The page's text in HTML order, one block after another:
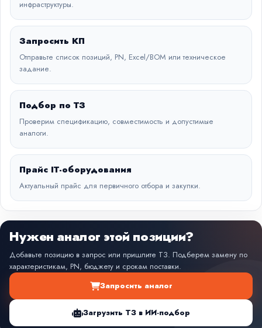
инфраструктуры.
Запросить КП
Отправьте список позиций, PN, Excel/BOM или техническое
задание.
Подбор по ТЗ
Проверим спецификацию, совместимость и допустимые
аналоги.
Прайс IT-оборудования
Актуальный прайс для первичного отбора и закупки.
Нужен аналог этой позиции?
Добавьте позицию в запрос или пришлите ТЗ. Подберем замену по
характеристикам, PN, бюджету и срокам поставки.
Запросить аналог
Загрузить ТЗ в ИИ-подбор